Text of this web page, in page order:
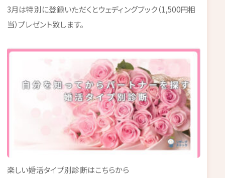
3月は特別に登録いただくとウェディングブック（1,500円相
当）プレゼント致します。
楽しい婚活タイプ別診断はこちらから